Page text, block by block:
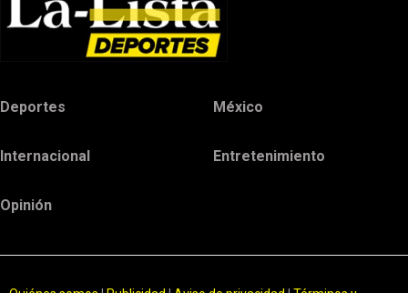
Deportes México
Internacional Entretenimiento
Opinión